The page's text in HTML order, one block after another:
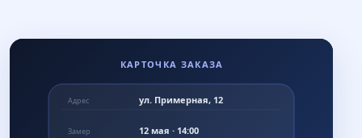
КАРТОЧКА ЗАКАЗА
Адрес ул. Примерная, 12
Замер 12 мая · 14:00